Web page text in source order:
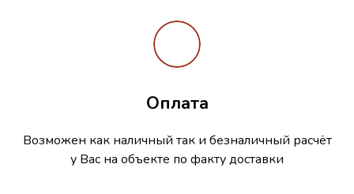
Оплата
Возможен как наличный так и безналичный расчёт
у Вас на объекте по факту доставки